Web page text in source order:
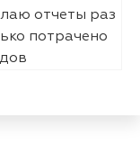
отчеты раз
потрачено